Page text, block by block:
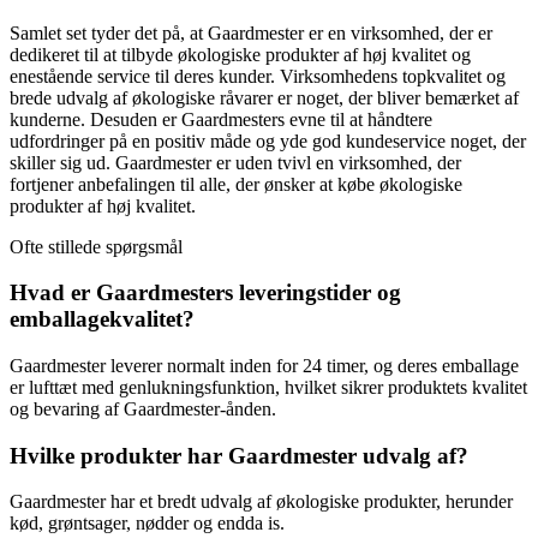
Samlet set tyder det på, at Gaardmester er en virksomhed, der er
dedikeret til at tilbyde økologiske produkter af høj kvalitet og
enestående service til deres kunder. Virksomhedens topkvalitet og
brede udvalg af økologiske råvarer er noget, der bliver bemærket af
kunderne. Desuden er Gaardmesters evne til at håndtere
udfordringer på en positiv måde og yde god kundeservice noget, der
skiller sig ud. Gaardmester er uden tvivl en virksomhed, der
fortjener anbefalingen til alle, der ønsker at købe økologiske
produkter af høj kvalitet.
Ofte stillede spørgsmål
Hvad er Gaardmesters leveringstider og
emballagekvalitet?
Gaardmester leverer normalt inden for 24 timer, og deres emballage
er lufttæt med genlukningsfunktion, hvilket sikrer produktets kvalitet
og bevaring af Gaardmester-ånden.
Hvilke produkter har Gaardmester udvalg af?
Gaardmester har et bredt udvalg af økologiske produkter, herunder
kød, grøntsager, nødder og endda is.